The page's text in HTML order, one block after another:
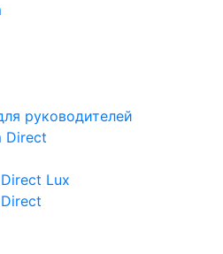
руководителей
Direct
Lux